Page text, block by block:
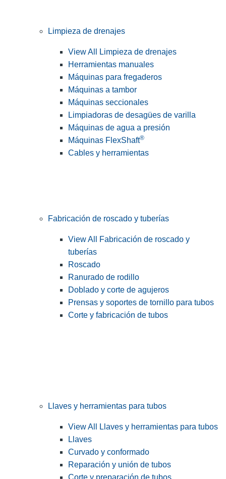
Limpieza de drenajes
View All Limpieza de drenajes
Herramientas manuales
Máquinas para fregaderos
Máquinas a tambor
Máquinas seccionales
Limpiadoras de desagües de varilla
Máquinas de agua a presión
Máquinas FlexShaft®
Cables y herramientas
Fabricación de roscado y tuberías
View All Fabricación de roscado y
tuberías
Roscado
Ranurado de rodillo
Doblado y corte de agujeros
Prensas y soportes de tornillo para tubos
Corte y fabricación de tubos
Llaves y herramientas para tubos
View All Llaves y herramientas para tubos
Llaves
Curvado y conformado
Reparación y unión de tubos